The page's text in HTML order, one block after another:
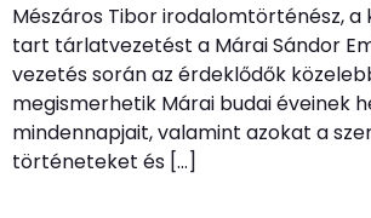
Mészáros Tibor irodalomtörténész,
tart tárlatvezetést a Márai Sándor
vezetés során az érdeklődők
megismerhetik Márai budai éveinek
mindennapjait, valamint azokat a
történeteket és […]